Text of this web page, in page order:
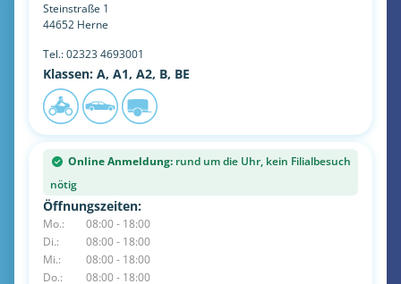
Steinstraße 1
44652 Herne
Tel.:02323 4693001
Klassen: A, A1, A2, B, BE
Online Anmeldung: rund um die Uhr, kein Filialbesuch
nötig
Öffnungszeiten:
Mo.:
08:00 - 18:00
Di.:
08:00 - 18:00
Mi.:
08:00 - 18:00
Do.:
08:00 - 18:00